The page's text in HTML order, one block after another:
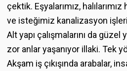
çektik. Eşyalarımız,
ve isteğimiz kanalizasyon
Alt yapı çalışmalarını da güzel
zor anlar yaşanıyor illaki. Tek
Akşam iş çıkışında arabalar,